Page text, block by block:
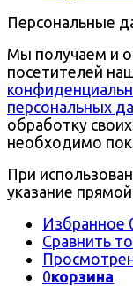
Персональные
Мы получаем и
посетителей
персональных
обработку
необходимо
При
указание
Избранное
Сравнить
0корзина